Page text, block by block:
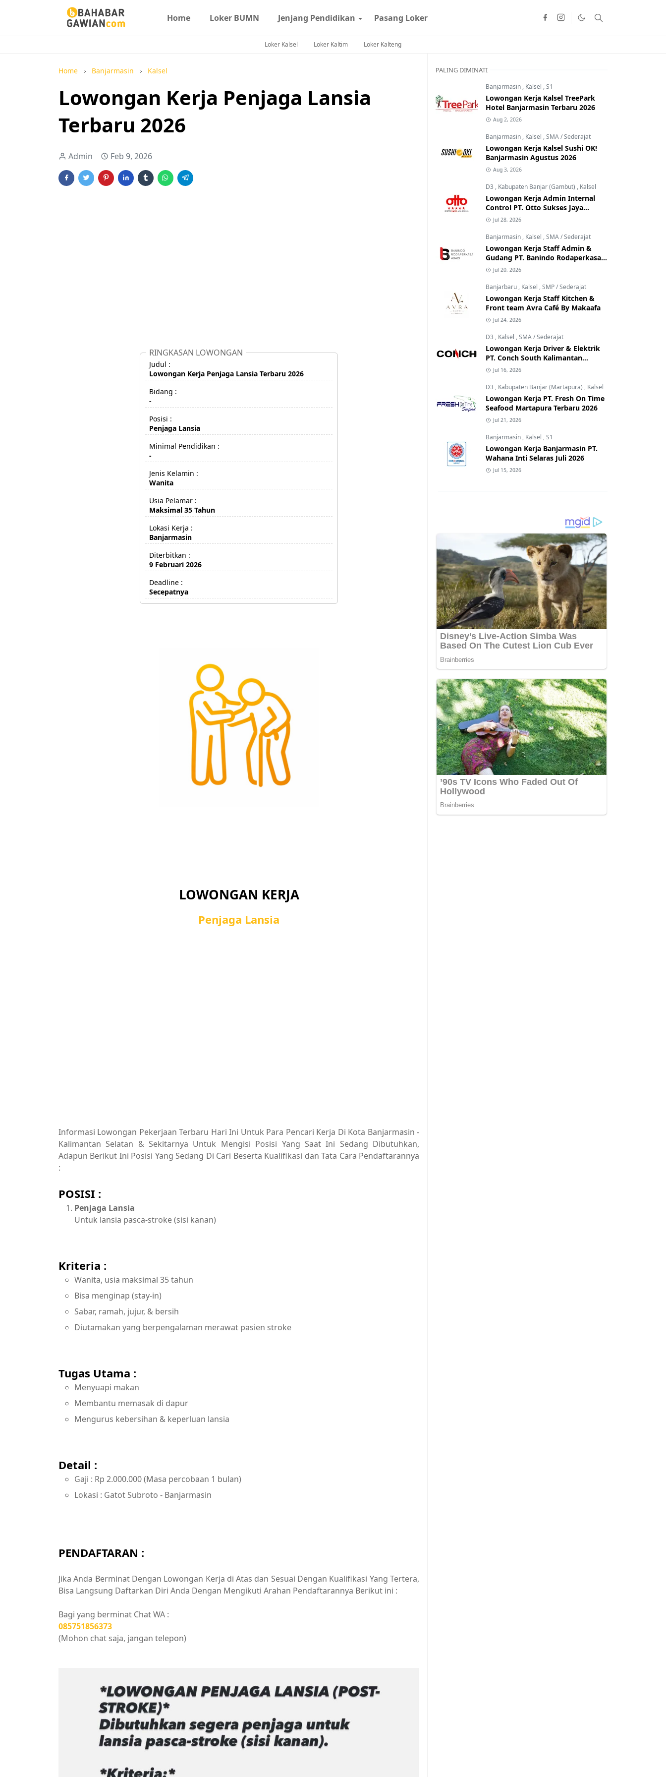
Home Loker BUMN Jenjang Pendidikan Pasang Loker
Loker Kalsel Loker Kaltim Loker Kalteng
Home Banjarmasin Kalsel
Lowongan Kerja Penjaga Lansia
Terbaru 2026
Admin Feb 9, 2026
RINGKASAN LOWONGAN
Judul :
Lowongan Kerja Penjaga Lansia Terbaru 2026
Bidang :
-
Posisi :
Penjaga Lansia
Minimal Pendidikan :
-
Jenis Kelamin :
Wanita
Usia Pelamar :
Maksimal 35 Tahun
Lokasi Kerja :
Banjarmasin
Diterbitkan :
9 Februari 2026
Deadline :
Secepatnya
LOWONGAN KERJA
Penjaga Lansia
Informasi Lowongan Pekerjaan Terbaru Hari Ini Untuk Para Pencari Kerja Di Kota Banjarmasin -
Kalimantan Selatan & Sekitarnya Untuk Mengisi Posisi Yang Saat Ini Sedang Dibutuhkan,
Adapun Berikut Ini Posisi Yang Sedang Di Cari Beserta Kualifikasi dan Tata Cara Pendaftarannya
:
POSISI :
Penjaga Lansia
Untuk lansia pasca-stroke (sisi kanan)
Kriteria :
Wanita, usia maksimal 35 tahun
Bisa menginap (stay-in)
Sabar, ramah, jujur, & bersih
Diutamakan yang berpengalaman merawat pasien stroke
Tugas Utama :
Menyuapi makan
Membantu memasak di dapur
Mengurus kebersihan & keperluan lansia
Detail :
Gaji : Rp 2.000.000 (Masa percobaan 1 bulan)
Lokasi : Gatot Subroto - Banjarmasin
PENDAFTARAN :
Jika Anda Berminat Dengan Lowongan Kerja di Atas dan Sesuai Dengan Kualifikasi Yang Tertera,
Bisa Langsung Daftarkan Diri Anda Dengan Mengikuti Arahan Pendaftarannya Berikut ini :
Bagi yang berminat Chat WA :
085751856373
(Mohon chat saja, jangan telepon)
PALING DIMINATI
Banjarmasin , Kalsel ,S1
Lowongan Kerja Kalsel TreePark
Hotel Banjarmasin Terbaru 2026
Aug 2, 2026
Banjarmasin , Kalsel ,SMA / Sederajat
Lowongan Kerja Kalsel Sushi OK!
Banjarmasin Agustus 2026
Aug 3, 2026
D3 , Kabupaten Banjar (Gambut) , Kalsel
Lowongan Kerja Admin Internal
Control PT. Otto Sukses Jaya
Perkasa
Jul 28, 2026
Banjarmasin , Kalsel ,SMA / Sederajat
Lowongan Kerja Staff Admin &
Gudang PT. Banindo Rodaperkasa
Abadi
Jul 20, 2026
Banjarbaru , Kalsel ,SMP / Sederajat
Lowongan Kerja Staff Kitchen &
Front team Avra Café By Makaafa
Jul 24, 2026
D3 , Kalsel ,SMA / Sederajat
Lowongan Kerja Driver & Elektrik
PT. Conch South Kalimantan
Cement
Jul 16, 2026
D3 , Kabupaten Banjar (Martapura) , Kalsel
Lowongan Kerja PT. Fresh On Time
Seafood Martapura Terbaru 2026
Jul 21, 2026
Banjarmasin , Kalsel ,S1
Lowongan Kerja Banjarmasin PT.
Wahana Inti Selaras Juli 2026
Jul 15, 2026